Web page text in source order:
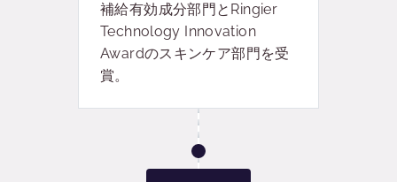
補給有効成分部門とRingier
Technology Innovation
Awardのスキンケア部門を受
賞。